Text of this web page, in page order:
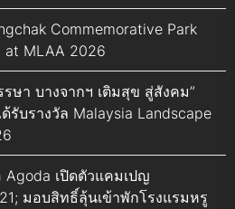
Commemorative Park
at MLAA 2026
ษา บางจากฯ เติมสุข สู่สังคม”
รับรางวัล Malaysia Landscape
Agoda เปิดตัวแคมเปญ
มอบสิทธิ์ลุ้นเข้าพักโรงแรมหรู